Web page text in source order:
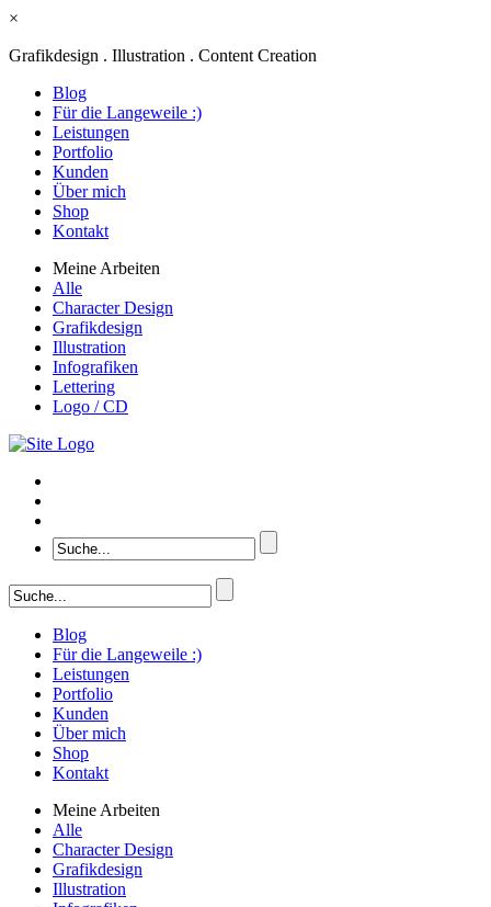
×
Grafikdesign . Illustration . Content Creation
Blog
Für die Langeweile :)
Leistungen
Portfolio
Kunden
Über mich
Shop
Kontakt
Meine Arbeiten
Alle
Character Design
Grafikdesign
Illustration
Infografiken
Lettering
Logo / CD
Blog
Für die Langeweile :)
Leistungen
Portfolio
Kunden
Über mich
Shop
Kontakt
Meine Arbeiten
Alle
Character Design
Grafikdesign
Illustration